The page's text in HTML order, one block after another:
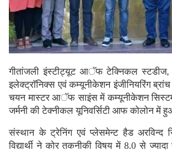
गीतांजली इंस्टीट्यूट आॅफ टेक्निकल
इलेक्ट्राॅनिक्स एवं कम्यूनीकेशन इंजीनियरिंग ब्रांच
चयन मास्टर आॅफ साइंस में कम्यूनीकेशन सिस्टम
जर्मनी की टेक्नीकल यूनिवर्सिटी आफ कोलोन में
संस्थान के ट्रेनिंग एवं प्लेसमेन्ट हैड अरविन्द
विद्यार्थी ने कोर तकनीकी विषय में 8.0 से ज्यादा